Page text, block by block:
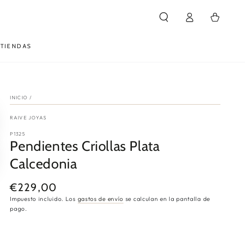
TIENDAS
sesión
Carrito
INICIO /
RAIVE JOYAS
P1325
Pendientes Criollas Plata
Calcedonia
Precio
regular
€229,00
Impuesto incluido. Los gastos de envío se calculan en la pantalla de
pago.